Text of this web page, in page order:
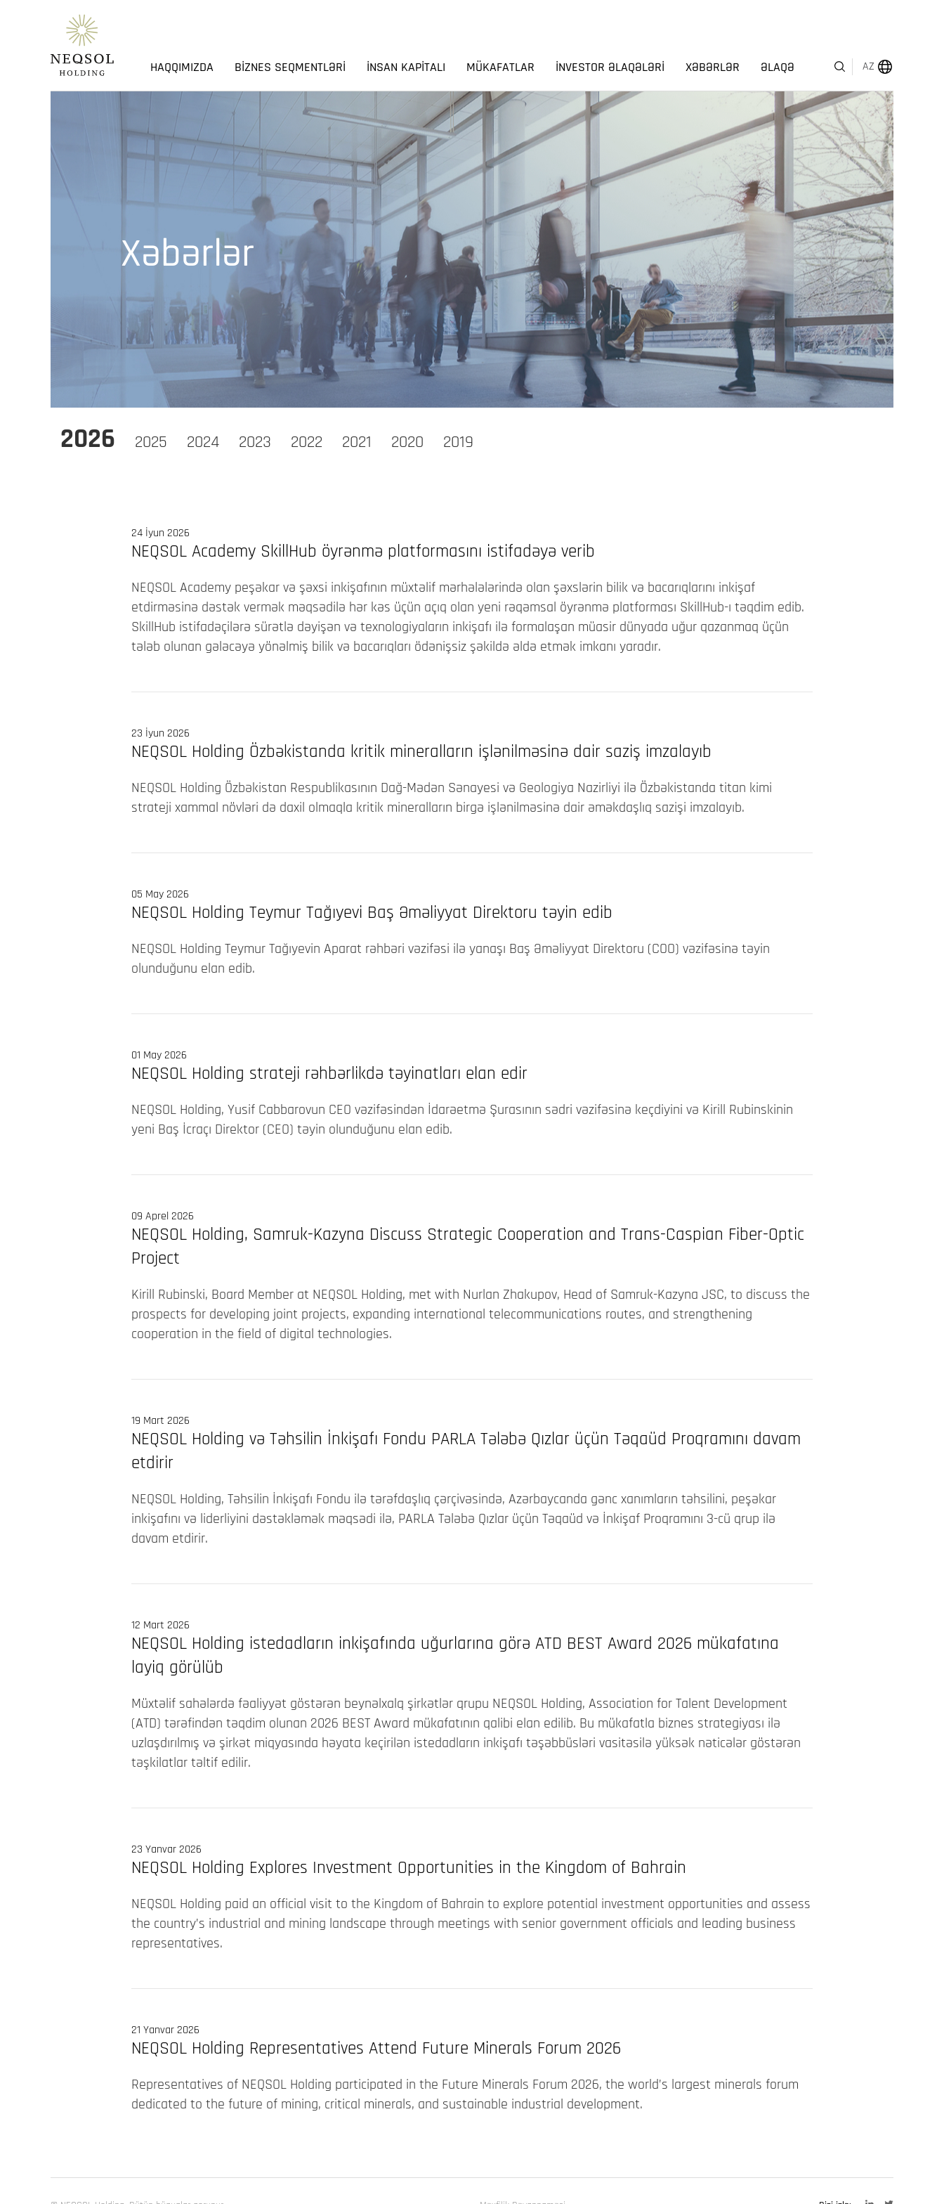
HAQQIMIZDA BIZNES SEQMENTLƏRI İNSAN KAPITALI MÜKAFATLAR İNVESTOR ƏLAQƏLƏRI XƏBƏRLƏR ƏLAQƏ AZ
Xəbərlər
2026 2025 2024 2023 2022 2021 2020 2019
24 İyun 2026
NEQSOL Academy SkillHub öyrənmə platformasını istifadəyə verib
NEQSOL Academy peşəkar və şəxsi inkişafının müxtəlif mərhələlərində olan şəxslərin bilik və bacarıqlarını inkişaf
etdirməsinə dəstək vermək məqsədilə hər kəs üçün açıq olan yeni rəqəmsal öyrənmə platforması SkillHub-ı təqdim edib.
SkillHub istifadəçilərə sürətlə dəyişən və texnologiyaların inkişafı ilə formalaşan müasir dünyada uğur qazanmaq üçün
tələb olunan gələcəyə yönəlmiş bilik və bacarıqları ödənişsiz şəkildə əldə etmək imkanı yaradır.
23 İyun 2026
NEQSOL Holding Özbəkistanda kritik mineralların işlənilməsinə dair saziş imzalayıb
NEQSOL Holding Özbəkistan Respublikasının Dağ-Mədən Sənayesi və Geologiya Nazirliyi ilə Özbəkistanda titan kimi
strateji xammal növləri də daxil olmaqla kritik mineralların birgə işlənilməsinə dair əməkdaşlıq sazişi imzalayıb.
05 May 2026
NEQSOL Holding Teymur Tağıyevi Baş Əməliyyat Direktoru təyin edib
NEQSOL Holding Teymur Tağıyevin Aparat rəhbəri vəzifəsi ilə yanaşı Baş Əməliyyat Direktoru (COO) vəzifəsinə təyin
olunduğunu elan edib.
01 May 2026
NEQSOL Holding strateji rəhbərlikdə təyinatları elan edir
NEQSOL Holding, Yusif Cabbarovun CEO vəzifəsindən İdarəetmə Şurasının sədri vəzifəsinə keçdiyini və Kirill Rubinskinin
yeni Baş İcraçı Direktor (CEO) təyin olunduğunu elan edib.
09 Aprel 2026
NEQSOL Holding, Samruk-Kazyna Discuss Strategic Cooperation and Trans-Caspian Fiber-Optic
Project
Kirill Rubinski, Board Member at NEQSOL Holding, met with Nurlan Zhakupov, Head of Samruk-Kazyna JSC, to discuss the
prospects for developing joint projects, expanding international telecommunications routes, and strengthening
cooperation in the field of digital technologies.
19 Mart 2026
NEQSOL Holding və Təhsilin İnkişafı Fondu PARLA Tələbə Qızlar üçün Təqaüd Proqramını davam
etdirir
NEQSOL Holding, Təhsilin İnkişafı Fondu ilə tərəfdaşlıq çərçivəsində, Azərbaycanda gənc xanımların təhsilini, peşəkar
inkişafını və liderliyini dəstəkləmək məqsədi ilə, PARLA Tələbə Qızlar üçün Təqaüd və İnkişaf Proqramını 3-cü qrup ilə
davam etdirir.
12 Mart 2026
NEQSOL Holding istedadların inkişafında uğurlarına görə ATD BEST Award 2026 mükafatına
layiq görülüb
Müxtəlif sahələrdə fəaliyyət göstərən beynəlxalq şirkətlər qrupu NEQSOL Holding, Association for Talent Development
(ATD) tərəfindən təqdim olunan 2026 BEST Award mükafatının qalibi elan edilib. Bu mükafatla biznes strategiyası ilə
uzlaşdırılmış və şirkət miqyasında həyata keçirilən istedadların inkişafı təşəbbüsləri vasitəsilə yüksək nəticələr göstərən
təşkilatlar təltif edilir.
23 Yanvar 2026
NEQSOL Holding Explores Investment Opportunities in the Kingdom of Bahrain
NEQSOL Holding paid an official visit to the Kingdom of Bahrain to explore potential investment opportunities and assess
the country’s industrial and mining landscape through meetings with senior government officials and leading business
representatives.
21 Yanvar 2026
NEQSOL Holding Representatives Attend Future Minerals Forum 2026
Representatives of NEQSOL Holding participated in the Future Minerals Forum 2026, the world’s largest minerals forum
dedicated to the future of mining, critical minerals, and sustainable industrial development.
MENYU
HAQQIMIZDA
BIZNES SEQMENTLƏRI
İNSAN KAPITALI
MÜKAFATLAR
İNVESTOR ƏLAQƏLƏRI
XƏBƏRLƏR
ƏLAQƏ